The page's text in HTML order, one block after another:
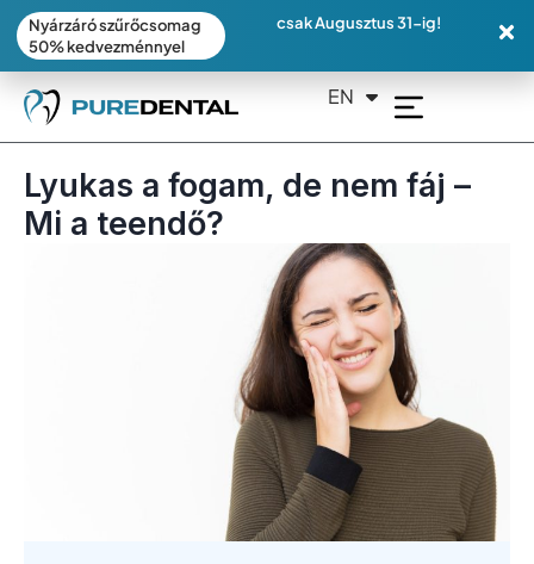
EN
DE
Lyukas a fogam, de nem fáj –
Mi a teendő?
Nyárzáró szűrőcsomag
50% kedvezménnyel
csak Augusztus 31-ig!